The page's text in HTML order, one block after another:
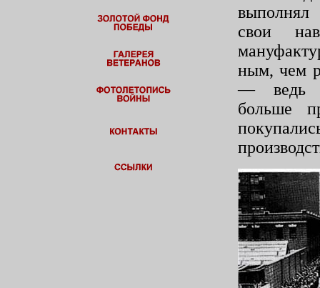
выполнял
свои
ным, чем
— ведь
больше